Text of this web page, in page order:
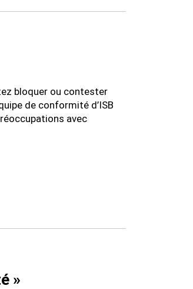
bloquer ou contester
de conformité d’ISB
avec
»